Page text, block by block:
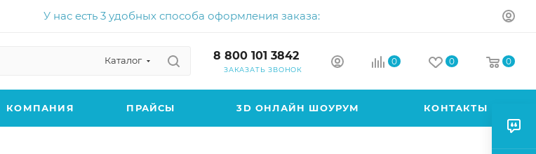
У нас есть 3 удобных способа оформления заказа:
Каталог 8 800 101 3842
ЗАКАЗАТЬ ЗВОНОК
0 0 0
КОМПАНИЯ ПРАЙСЫ 3D ОНЛАЙН ШОУРУМ КОНТАКТЫ